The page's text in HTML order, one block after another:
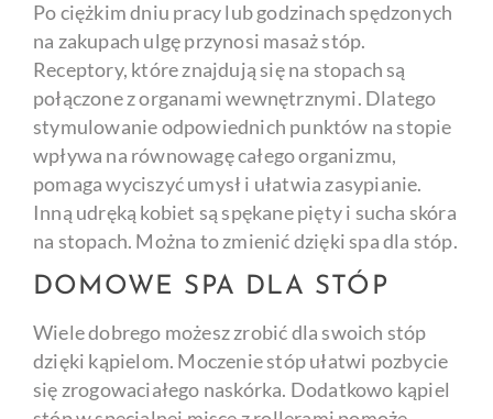
Po ciężkim dniu pracy lub godzinach spędzonych
na zakupach ulgę przynosi masaż stóp.
Receptory, które znajdują się na stopach są
połączone z organami wewnętrznymi. Dlatego
stymulowanie odpowiednich punktów na stopie
wpływa na równowagę całego organizmu,
pomaga wyciszyć umysł i ułatwia zasypianie.
Inną udręką kobiet są spękane pięty i sucha skóra
na stopach. Można to zmienić dzięki spa dla stóp.
DOMOWE SPA DLA STÓP
Wiele dobrego możesz zrobić dla swoich stóp
dzięki kąpielom. Moczenie stóp ułatwi pozbycie
się zrogowaciałego naskórka. Dodatkowo kąpiel